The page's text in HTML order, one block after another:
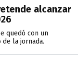
alcanzar
quedó con un
la jornada.